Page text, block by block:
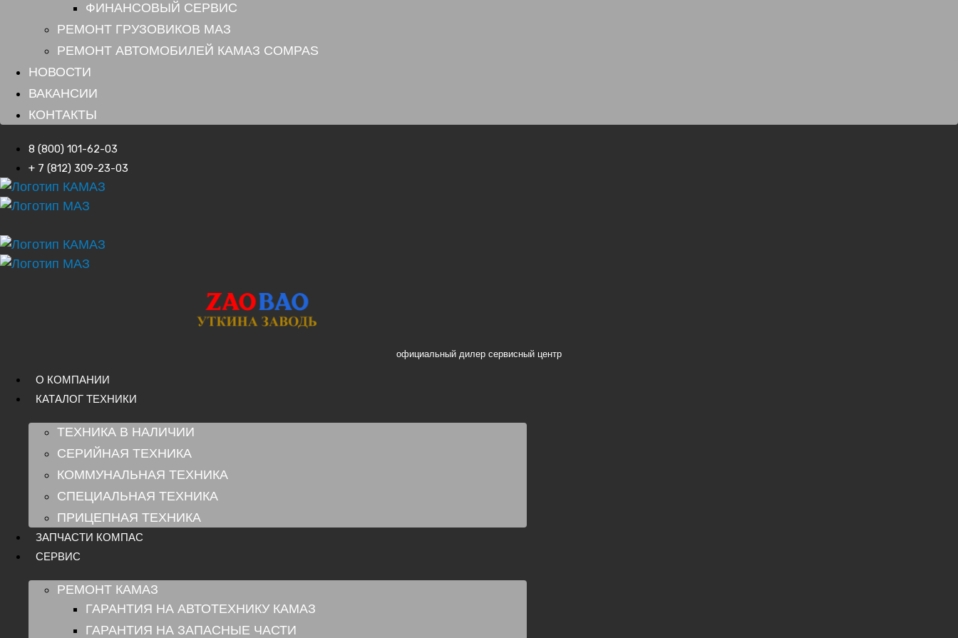
ФИНАНСОВЫЙ СЕРВИС
РЕМОНТ ГРУЗОВИКОВ МАЗ
РЕМОНТ АВТОМОБИЛЕЙ КАМАЗ COMPAS
НОВОСТИ
ВАКАНСИИ
КОНТАКТЫ
8 (800) 101-62-03
+ 7 (812) 309-23-03
официальный дилер сервисный центр
О КОМПАНИИ
КАТАЛОГ ТЕХНИКИ
ТЕХНИКА В НАЛИЧИИ
СЕРИЙНАЯ ТЕХНИКА
КОММУНАЛЬНАЯ ТЕХНИКА
СПЕЦИАЛЬНАЯ ТЕХНИКА
ПРИЦЕПНАЯ ТЕХНИКА
ЗАПЧАСТИ КОМПАС
СЕРВИС
РЕМОНТ КАМАЗ
ГАРАНТИЯ НА АВТОТЕХНИКУ КАМАЗ
ГАРАНТИЯ НА ЗАПАСНЫЕ ЧАСТИ